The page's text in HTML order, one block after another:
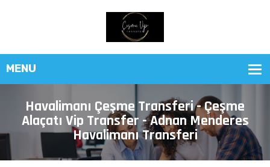
Havalimanı Çeşme Transferi - Çeşme
Alaçatı Vip Transfer - Adnan Menderes
Havalimanı Transferi